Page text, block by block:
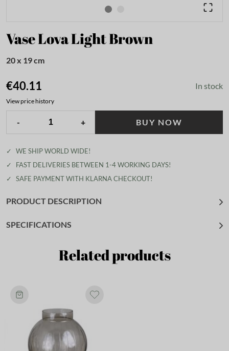
Vase Lova Light Brown
20 x 19 cm
€40.11 In stock
View price history
- + BUY NOW
✓
WE SHIP WORLD WIDE!
✓
FAST DELIVERIES BETWEEN 1-4 WORKING DAYS!
✓
SAFE PAYMENT WITH KLARNA CHECKOUT!
PRODUCT DESCRIPTION
SPECIFICATIONS
Related products